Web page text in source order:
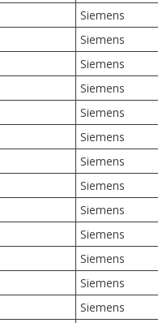
Siemens
Siemens
Siemens
Siemens
Siemens
Siemens
Siemens
Siemens
Siemens
Siemens
Siemens
Siemens
Siemens